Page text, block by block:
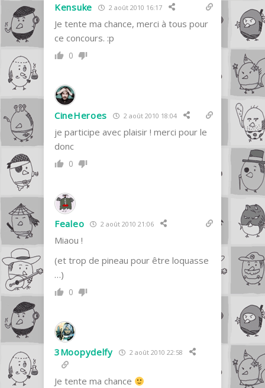
Kensuke 2 août 2010 16:17
Je tente ma chance, merci à tous pour
ce concours. :p
0
CineHeroes 2 août 2010 18:04
je participe avec plaisir ! merci pour le
donc
0
Fealeo 2 août 2010 21:06
Miaou !
(et trop de pineau pour être loquasse
…)
0
3Moopydelfy 2 août 2010 22:58
Je tente ma chance